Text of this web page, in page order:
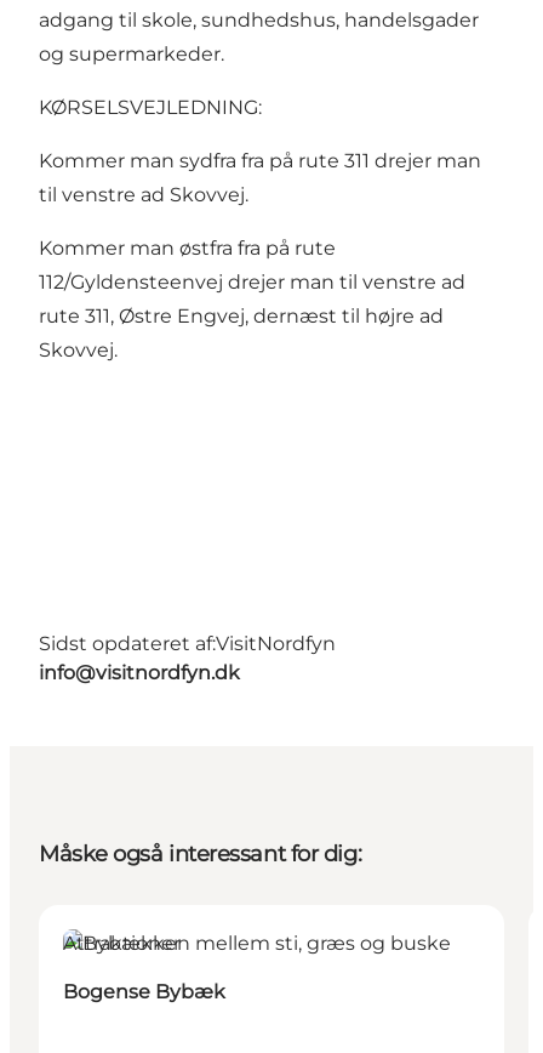
adgang til skole, sundhedshus, handelsgader
og supermarkeder.
KØRSELSVEJLEDNING:
Kommer man sydfra fra på rute 311 drejer man
til venstre ad Skovvej.
Kommer man østfra fra på rute
112/Gyldensteenvej drejer man til venstre ad
rute 311, Østre Engvej, dernæst til højre ad
Skovvej.
Sidst opdateret af:VisitNordfyn
info@visitnordfyn.dk
Måske også interessant for dig:
Attraktioner
Bogense Bybæk